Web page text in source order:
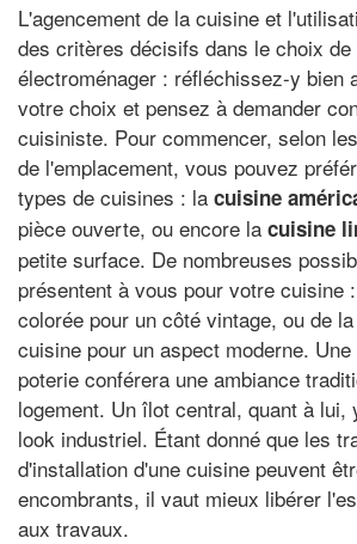
L'agencement de la cuisine et
des critères décisifs dans le choix de
électroménager : réfléchissez-y bien
votre choix et pensez à demander
cuisiniste. Pour commencer, selon
de l'emplacement, vous pouvez
types de cuisines : la cuisine
pièce ouverte, ou encore la cuisine
petite surface. De nombreuses
présentent à vous pour votre cuisine
colorée pour un côté vintage, ou de
cuisine pour un aspect moderne.
poterie conférera une ambiance
logement. Un îlot central, quant à lui,
look industriel. Étant donné que les
d'installation d'une cuisine peuvent
encombrants, il vaut mieux libérer
aux travaux.